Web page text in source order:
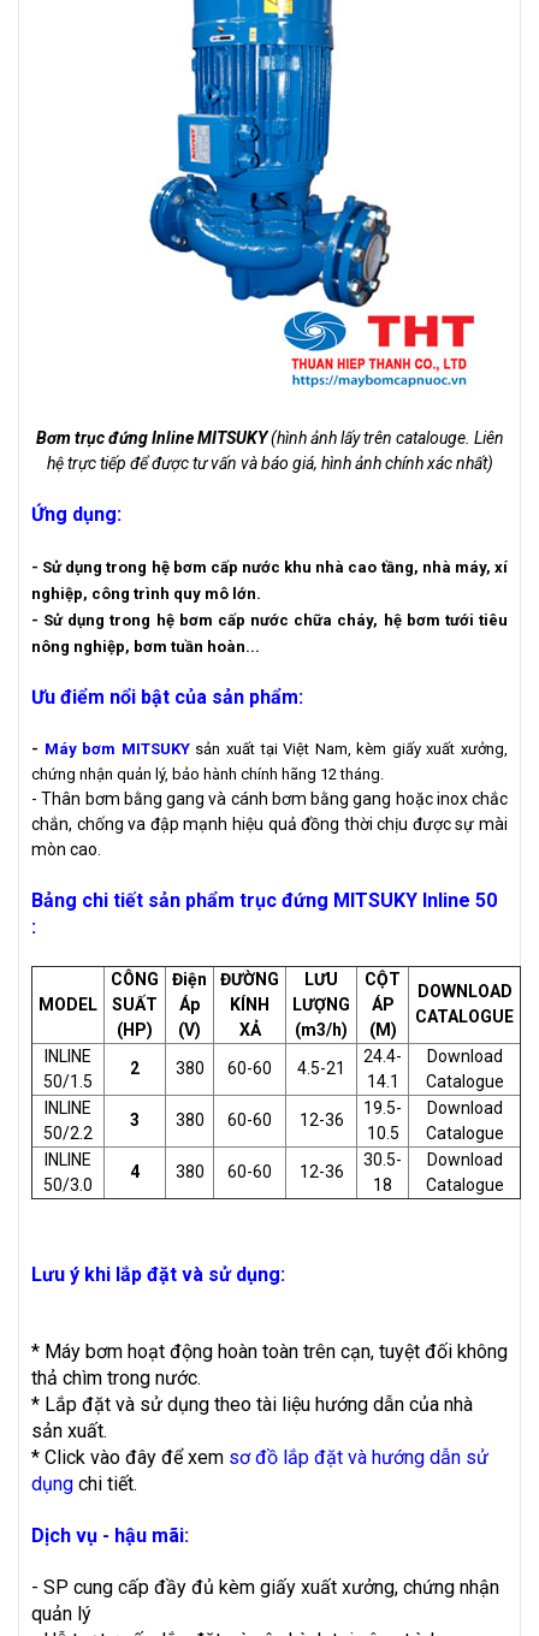
Bơm trục đứng Inline MITSUKY(hình ảnh lấy trên catalouge. Liên
hệ trực tiếp để được tư vấn và báo giá, hình ảnh chính xác nhất)
Ứng dụng:
- Sử dụng trong hệ bơm cấp nước khu nhà cao tầng, nhà máy, xí
nghiệp, công trình quy mô lớn.
- Sử dụng trong hệ bơm cấp nước chữa cháy, hệ bơm tưới tiêu
nông nghiệp, bơm tuần hoàn...
Ưu điểm nổi bật của sản phẩm:
- Máy bơm MITSUKYsản xuất tại Việt Nam, kèm giấy xuất xưởng,
chứng nhận quản lý, bảo hành chính hãng 12 tháng.
- Thân bơm bằng gang và cánh bơm bằng gang hoặc inox chắc
chắn, chống va đập mạnh hiệu quả đồng thời chịu được sự mài
mòn cao.
Bảng chi tiết sản phẩm trục đứng MITSUKY Inline 50
:
MODEL
CÔNG
SUẤT
(HP)
Điện
Áp
(V)
ĐƯỜNG
KÍNH
XẢ
LƯU
LƯỢNG
(m3/h)
CỘT
ÁP
(M)
DOWNLOAD
CATALOGUE
INLINE
50/1.5
2 380 60-60 4.5-21
24.4-
14.1
Download
Catalogue
INLINE
50/2.2
3 380 60-60 12-36
19.5-
10.5
Download
Catalogue
INLINE
50/3.0
4 380 60-60 12-36
30.5-
18
Download
Catalogue
Lưu ý khi lắp đặt và sử dụng:
* Máy bơm hoạt động hoàn toàn trên cạn, tuyệt đối không
thả chìm trong nước.
* Lắp đặt và sử dụng theo tài liệu hướng dẫn của nhà
sản xuất.
* Click vào đây để xem sơ đồ lắp đặt và hướng dẫn sử
dụng chi tiết.
Dịch vụ - hậu mãi:
- SP cung cấp đầy đủ kèm giấy xuất xưởng, chứng nhận
quản lý